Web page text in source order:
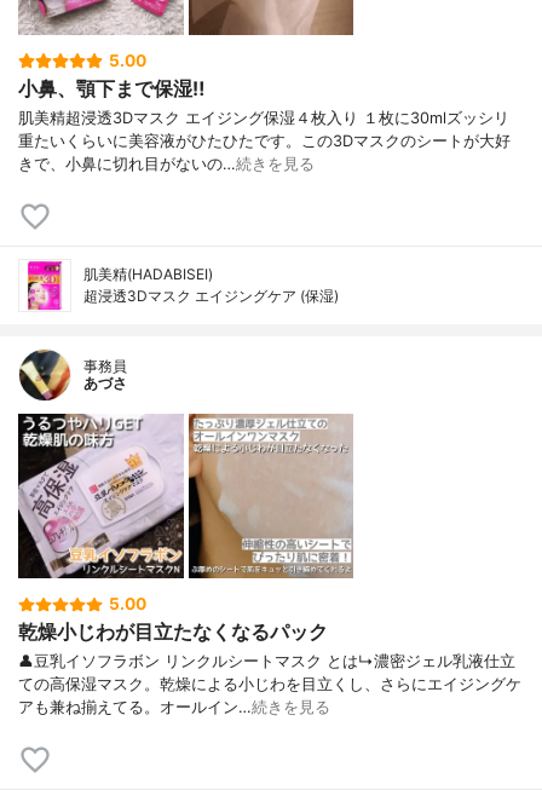
5.00
小鼻、顎下まで保湿‼︎
肌美精超浸透3Dマスク エイジング保湿４枚入り １枚に30mlズッシリ
重たいくらいに美容液がひたひたです。この3Dマスクのシートが大好
きで、小鼻に切れ目がないの…続きを見る
肌美精(HADABISEI)
超浸透3Dマスク エイジングケア (保湿)
事務員
あづさ
5.00
乾燥小じわが目立たなくなるパック
👤豆乳イソフラボン リンクルシートマスク とは↳濃密ジェル乳液仕立
ての高保湿マスク。乾燥による小じわを目立くし、さらにエイジングケ
アも兼ね揃えてる。オールイン…続きを見る